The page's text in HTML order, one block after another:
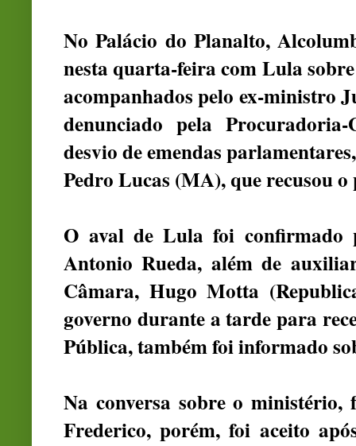
No Palácio do Planalto,
nesta quarta-feira com Lula
acompanhados pelo ex-ministro
denunciado pela
desvio de emendas
Pedro Lucas (MA), que recusou o
O aval de Lula foi confirmado
Antonio Rueda, além de
Câmara, Hugo Motta
governo durante a tarde para
Pública, também foi informado
Na conversa sobre o
Frederico, porém, foi aceito